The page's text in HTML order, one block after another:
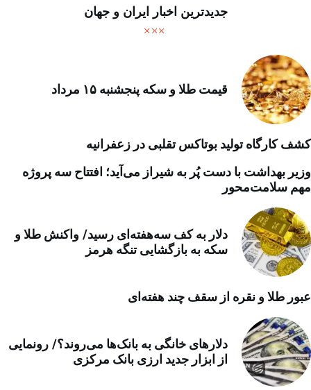
جدیدترین اخبار ایران و جهان
قیمت طلا و سکه پنجشنبه ۱۵ مرداد
کشف کارگاه تولید بوتاکس تقلبی در زعفرانیه
وزیر بهداشت با دست پُر به شیراز می‌آید؛ افتتاح سه پروژه
مهم سلامت‌محور
دلار به کف سه‌هفته‌ای رسید/ واکنش طلا و
سکه به بازگشایی تنگه هرمز
عبور طلا و نقره از سقف چند هفته‌ای
دلارهای خانگی به بانک‌ها می‌روند؟/ رونمایی
از ابزار جدید ارزی بانک مرکزی